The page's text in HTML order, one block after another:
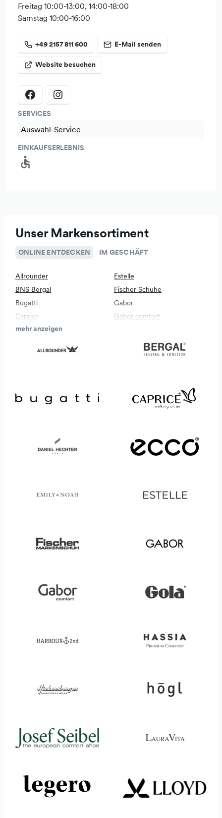
Freitag 10:00-13:00, 14:00-18:00
Samstag 10:00-16:00
+49 2157 811 600 E-Mail senden
Website besuchen
SERVICES
Auswahl-Service
EINKAUFSERLEBNIS
Unser Markensortiment
ONLINE ENTDECKEN IM GESCHÄFT
Allrounder
BNS Bergal
Bugatti
Caprice
Daniel Hechter
Estelle
Fischer Schuhe
Gabor
Gabor comfort
Harbour 2nd
Josef Seibel
Marco Tozzi
Meier Lederwaren
Pölking
mehr anzeigen